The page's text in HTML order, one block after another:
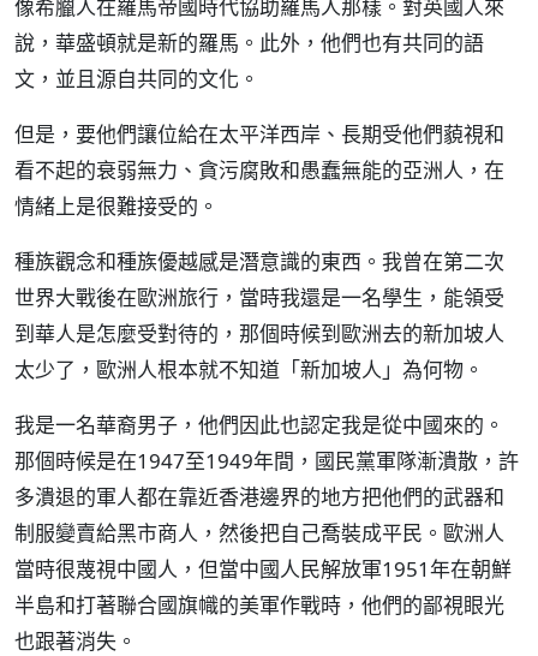
像希臘人在羅馬帝國時代協助羅馬人那樣。對英國人來
說，華盛頓就是新的羅馬。此外，他們也有共同的語
文，並且源自共同的文化。
但是，要他們讓位給在太平洋西岸、長期受他們藐視和
看不起的衰弱無力、貪污腐敗和愚蠢無能的亞洲人，在
情緒上是很難接受的。
種族觀念和種族優越感是潛意識的東西。我曾在第二次
世界大戰後在歐洲旅行，當時我還是一名學生，能領受
到華人是怎麼受對待的，那個時候到歐洲去的新加坡人
太少了，歐洲人根本就不知道「新加坡人」為何物。
我是一名華裔男子，他們因此也認定我是從中國來的。
那個時候是在1947至1949年間，國民黨軍隊漸潰散，許
多潰退的軍人都在靠近香港邊界的地方把他們的武器和
制服變賣給黑市商人，然後把自己喬裝成平民。歐洲人
當時很蔑視中國人，但當中國人民解放軍1951年在朝鮮
半島和打著聯合國旗幟的美軍作戰時，他們的鄙視眼光
也跟著消失。